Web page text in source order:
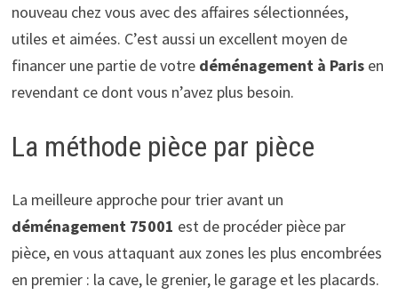
nouveau chez vous avec des affaires sélectionnées,
utiles et aimées. C’est aussi un excellent moyen de
financer une partie de votre déménagement à Parisen
revendant ce dont vous n’avez plus besoin.
La méthode pièce par pièce
La meilleure approche pour trier avant un
déménagement 75001 est de procéder pièce par
pièce, en vous attaquant aux zones les plus encombrées
en premier : la cave, le grenier, le garage et les placards.